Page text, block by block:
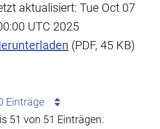
aktualisiert: Tue Oct 07
UTC 2025
(PDF, 45 KB)
Einträge
51 von 51 Einträgen.